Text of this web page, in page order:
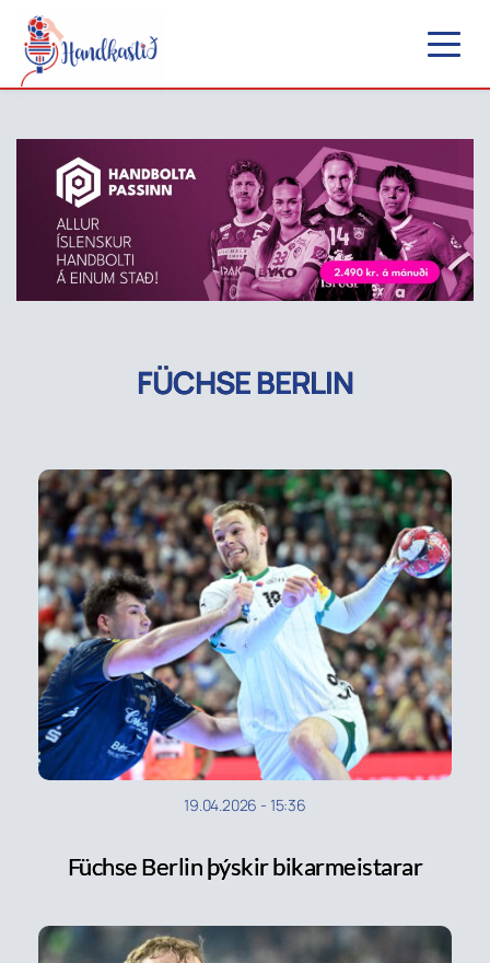
FÜCHSE BERLIN
19.04.2026 - 15:36
Füchse Berlin þýskir bikarmeistarar